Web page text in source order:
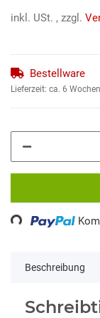
inkl. USt. , zzgl.
Bestellware
Lieferzeit: ca. 6 Wochen
Loading...
Beschreibung